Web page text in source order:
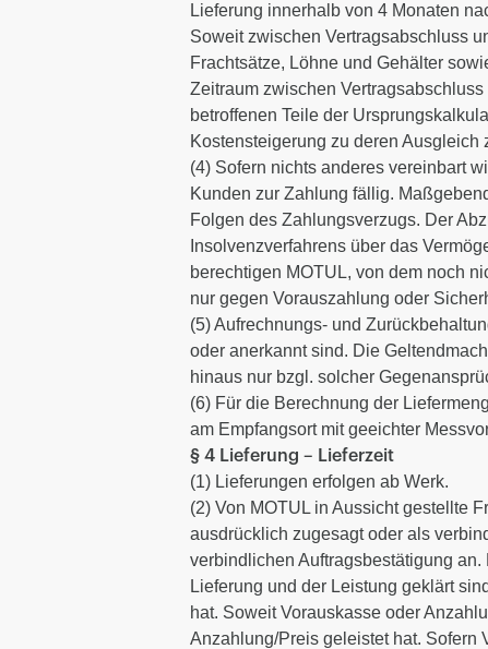
Lieferung innerhalb von 4 Monaten
Soweit zwischen Vertragsabschluss
Frachtsätze, Löhne und Gehälter
Zeitraum zwischen
betroffenen Teile der
Kostensteigerung zu deren
(4) Sofern nichts anderes vereinbart
Kunden zur Zahlung fällig.
Folgen des Zahlungsverzugs. Der
Insolvenzverfahrens über das
berechtigen MOTUL, von dem noch
nur gegen Vorauszahlung oder
(5) Aufrechnungs- und
oder anerkannt sind. Die
hinaus nur bzgl. solcher
(6) Für die Berechnung der
am Empfangsort mit geeichter
§ 4 Lieferung – Lieferzeit
(1) Lieferungen erfolgen ab Werk.
(2) Von MOTUL in Aussicht gestellte
ausdrücklich zugesagt oder als
verbindlichen Auftragsbestätigung
Lieferung und der Leistung geklärt
hat. Soweit Vorauskasse oder
Anzahlung/Preis geleistet hat. Sofern